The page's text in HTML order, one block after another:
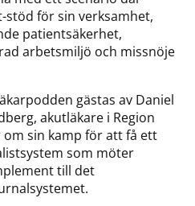
för sin verksamhet,
patientsäkerhet,
arbetsmiljö och missnöje
gästas av Daniel
akutläkare i Region
sin kamp för att få ett
som möter
till det